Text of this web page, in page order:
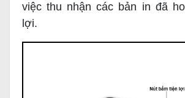
việc thu nhận các bản in đã
lợi.